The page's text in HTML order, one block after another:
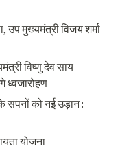
उप मुख्यमंत्री विजय शर्मा
विष्णु देव साय
ध्वजारोहण
के सपनों को नई उड़ान :
योजना